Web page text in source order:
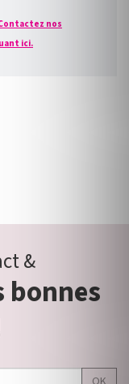
Contactez nos
ici.
&
bonnes